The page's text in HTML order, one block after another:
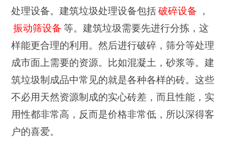
处理设备。建筑垃圾处理设备包括 破碎设备
，
振动筛设备 等。建筑垃圾需要先进行分拣，这
样能更合理的利用。然后进行破碎，筛分等处理
成市面上需要的资源。比如混凝土，砂浆等。建
筑垃圾制成品中常见的就是各种各样的砖。这些
不必用天然资源制成的实心砖差，而且性能，实
用性都非常高，反而是价格非常低，所以深得客
户的喜爱。